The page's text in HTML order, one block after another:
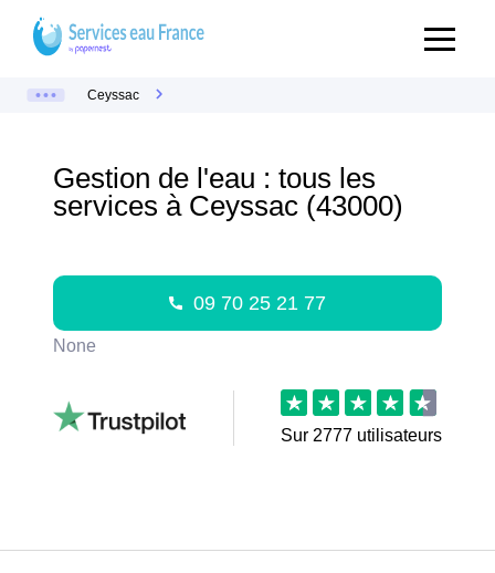
Ceyssac
Gestion de l'eau : tous les
services à Ceyssac (43000)
09 70 25 21 77
None
Sur 2777 utilisateurs